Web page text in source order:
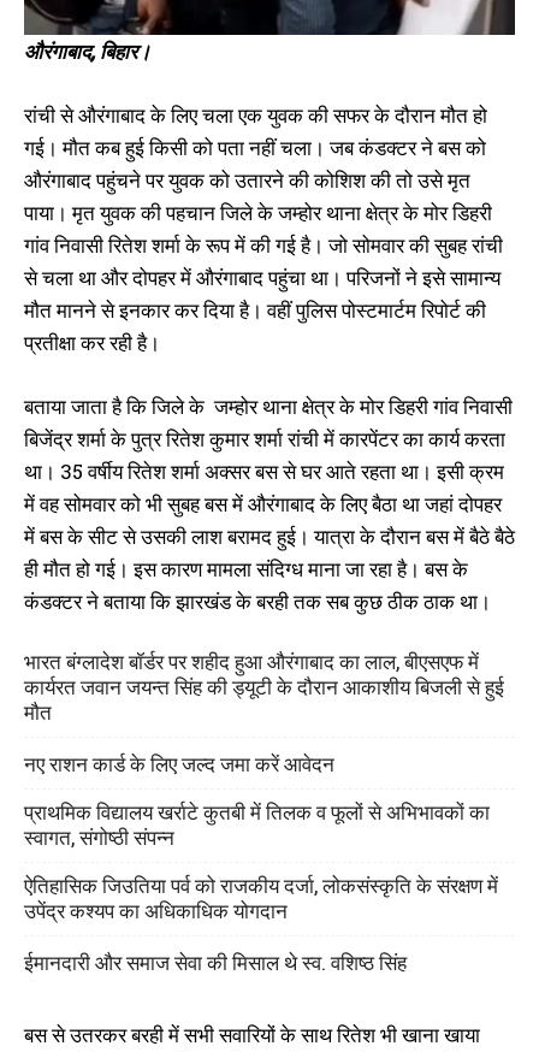
किशोर की हुई मौत
October 2, 2023
In "औरंगाबाद"
युवक की मौत, एक घायल, घटना पिपरा
बरौली नहर की
15 दिन पहले पिता की मौत पर शोक
मनाने गांव आई थी बहन, ससुराल
पहुंचाकर वापस लौट रहे भाई समेत 2 की
सड़क दुर्घटना में मौत
February 14, 2023
In "औरंगाबाद"
औरंगाबाद, बिहार।
रांची से औरंगाबाद के लिए चला एक युवक की सफर के दौरान मौत हो
गई। मौत कब हुई किसी को पता नहीं चला। जब कंडक्टर ने बस को
औरंगाबाद पहुंचने पर युवक को उतारने की कोशिश की तो उसे मृत
पाया। मृत युवक की पहचान जिले के जम्होर थाना क्षेत्र के मोर डिहरी
गांव निवासी रितेश शर्मा के रूप में की गई है। जो सोमवार की सुबह रांची
से चला था और दोपहर में औरंगाबाद पहुंचा था। परिजनों ने इसे सामान्य
मौत मानने से इनकार कर दिया है। वहीं पुलिस पोस्टमार्टम रिपोर्ट की
प्रतीक्षा कर रही है।
बताया जाता है कि जिले के जम्होर थाना क्षेत्र के मोर डिहरी गांव निवासी
बिजेंद्र शर्मा के पुत्र रितेश कुमार शर्मा रांची में कारपेंटर का कार्य करता
था। 35 वर्षीय रितेश शर्मा अक्सर बस से घर आते रहता था। इसी क्रम
में वह सोमवार को भी सुबह बस में औरंगाबाद के लिए बैठा था जहां दोपहर
में बस के सीट से उसकी लाश बरामद हुई। यात्रा के दौरान बस में बैठे बैठे
ही मौत हो गई। इस कारण मामला संदिग्ध माना जा रहा है। बस के
कंडक्टर ने बताया कि झारखंड के बरही तक सब कुछ ठीक ठाक था।
भारत बंग्लादेश बॉर्डर पर शहीद हुआ औरंगाबाद का लाल, बीएसएफ में
कार्यरत जवान जयन्त सिंह की ड्यूटी के दौरान आकाशीय बिजली से हुई
मौत
नए राशन कार्ड के लिए जल्द जमा करें आवेदन
प्राथमिक विद्यालय खर्राटे कुतबी में तिलक व फूलों से अभिभावकों का
स्वागत, संगोष्ठी संपन्न
ऐतिहासिक जिउतिया पर्व को राजकीय दर्जा, लोकसंस्कृति के संरक्षण में
उपेंद्र कश्यप का अधिकाधिक योगदान
ईमानदारी और समाज सेवा की मिसाल थे स्व. वशिष्ठ सिंह
बस से उतरकर बरही में सभी सवारियों के साथ रितेश भी खाना खाया